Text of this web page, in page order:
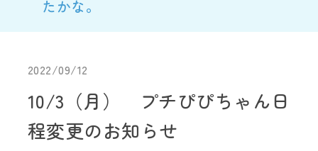
たかな。
2022/09/12
10/3（月） プチぴぴちゃん日
程変更のお知らせ